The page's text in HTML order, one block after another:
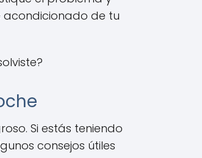
acondicionado de tu
Si estás teniendo
consejos útiles